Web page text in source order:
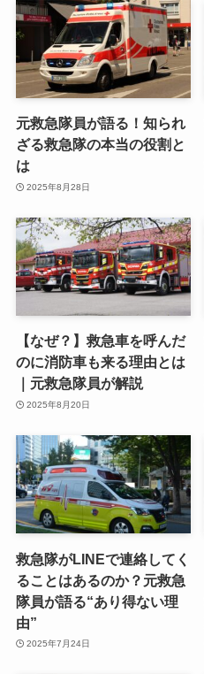
元救急隊員が語る！知られ
ざる救急隊の本当の役割と
は
2025年8月28日
【なぜ？】救急車を呼んだ
のに消防車も来る理由とは
｜元救急隊員が解説
2025年8月20日
救急隊がLINEで連絡してく
ることはあるのか？元救急
隊員が語る“あり得ない理
由”
2025年7月24日